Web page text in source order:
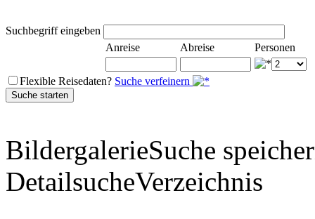
Suchbegriff eingeben
Anreise
Abreise Personen
Flexible Reisedaten? Suche verfeinern
BildergalerieSuche
DetailsucheVerzeichnis